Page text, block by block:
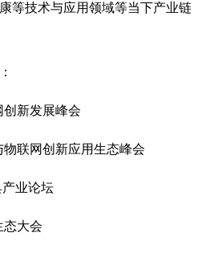
等技术与应用领域等当下产业链
新发展峰会
联网创新应用生态峰会
业论坛
大会